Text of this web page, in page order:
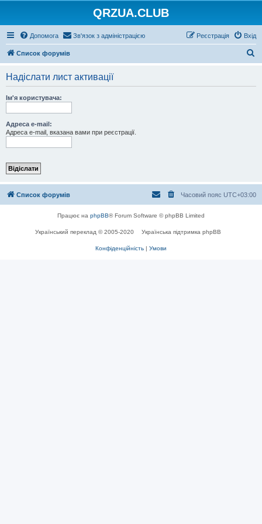
QRZUA.CLUB
Допомога Зв'язок з адміністрацією Вхід
Реєстрація
Список форумів
Надіслати лист активації
Ім'я користувача:
Адреса e-mail:
Адреса e-mail, вказана вами при реєстрації.
Список форумів Часовий пояс UTC+03:00
Працює на phpBB® Forum Software © phpBB Limited
Український переклад © 2005-2020 Українська підтримка phpBB
Конфіденційність | Умови